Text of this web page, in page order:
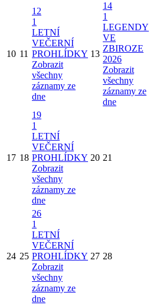
10 11
12
1
LETNÍ
VEČERNÍ
PROHLÍDKY
Zobrazit
všechny
záznamy ze
dne
13
14
1
LEGENDY
VE
ZBIROZE
2026
Zobrazit
všechny
záznamy ze
dne
17 18
19
1
LETNÍ
VEČERNÍ
PROHLÍDKY
Zobrazit
všechny
záznamy ze
dne
20 21
24 25
26
1
LETNÍ
VEČERNÍ
PROHLÍDKY
Zobrazit
všechny
záznamy ze
dne
27 28